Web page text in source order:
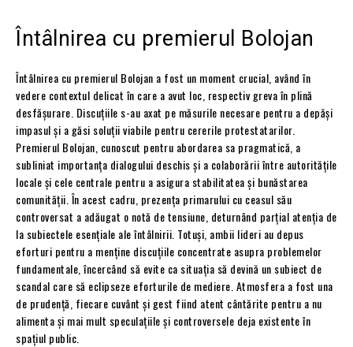
Întâlnirea cu premierul Bolojan
Întâlnirea cu premierul Bolojan a fost un moment crucial, având în
vedere contextul delicat în care a avut loc, respectiv greva în plină
desfășurare. Discuțiile s-au axat pe măsurile necesare pentru a depăși
impasul și a găsi soluții viabile pentru cererile protestatarilor.
Premierul Bolojan, cunoscut pentru abordarea sa pragmatică, a
subliniat importanța dialogului deschis și a colaborării între autoritățile
locale și cele centrale pentru a asigura stabilitatea și bunăstarea
comunității. În acest cadru, prezența primarului cu ceasul său
controversat a adăugat o notă de tensiune, deturnând parțial atenția de
la subiectele esențiale ale întâlnirii. Totuși, ambii lideri au depus
eforturi pentru a menține discuțiile concentrate asupra problemelor
fundamentale, încercând să evite ca situația să devină un subiect de
scandal care să eclipseze eforturile de mediere. Atmosfera a fost una
de prudență, fiecare cuvânt și gest fiind atent cântărite pentru a nu
alimenta și mai mult speculațiile și controversele deja existente în
spațiul public.